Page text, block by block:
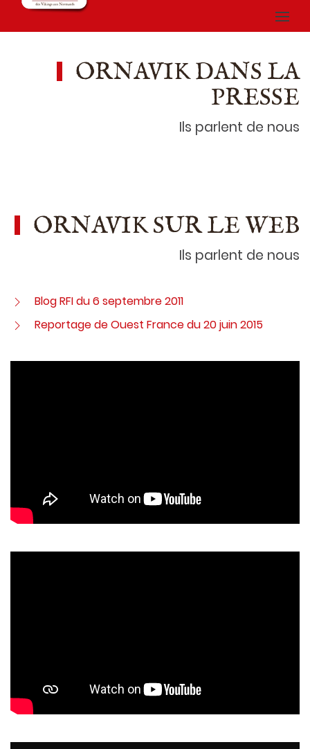
ORNAVIK DANS LA
PRESSE
Ils parlent de nous
ORNAVIK SUR LE WEB
Ils parlent de nous
Blog RFI du 6 septembre 2011
Reportage de Ouest France du 20 juin 2015